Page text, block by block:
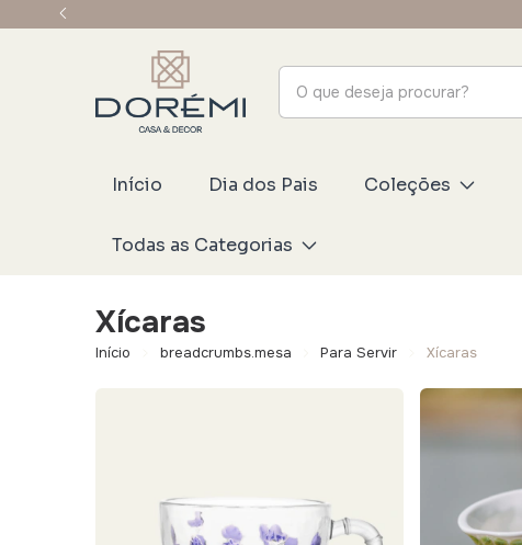
Início Dia dos Pais Coleções
Todas as Categorias
Xícaras
Início breadcrumbs.mesa Para Servir Xícaras